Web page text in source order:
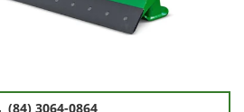
(84) 3064-0864